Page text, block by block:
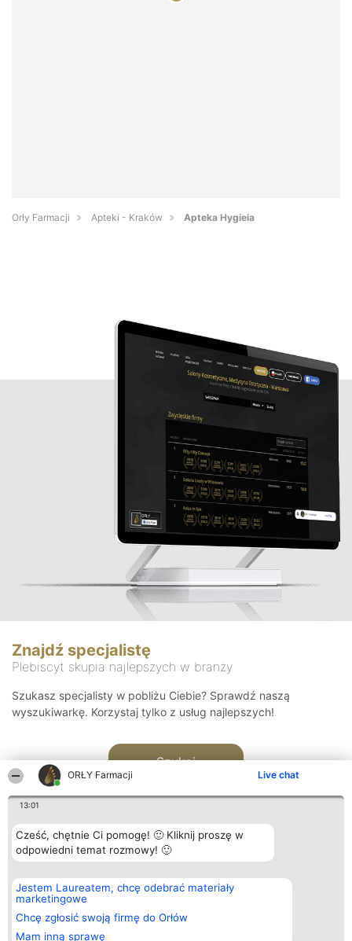
ORŁY Farmacji Live chat
13:01
Cześć, chętnie Ci pomogę! 🙂 Kliknij proszę w
odpowiedni temat rozmowy! 🙂
Jestem Laureatem, chcę odebrać materiały
marketingowe
Chcę zgłosić swoją firmę do Orłów
Mam inną sprawę
Orły Farmacji Apteki - Kraków Apteka Hygieia
Znajdź specjalistę
Plebiscyt skupia najlepszych w branży
Szukasz specjalisty w pobliżu Ciebie? Sprawdź naszą
wyszukiwarkę. Korzystaj tylko z usług najlepszych!
Szukaj
Organizator plebiscytu
Bright Side Solutions sp. z o.
o. sp. k.
ul. Ruska 22
Wrocław 50-079
KRS 0000749100 | Regon
Plebiscyt
Laureaci
wszystkich
Laureatów
Kontakt
Kontakt